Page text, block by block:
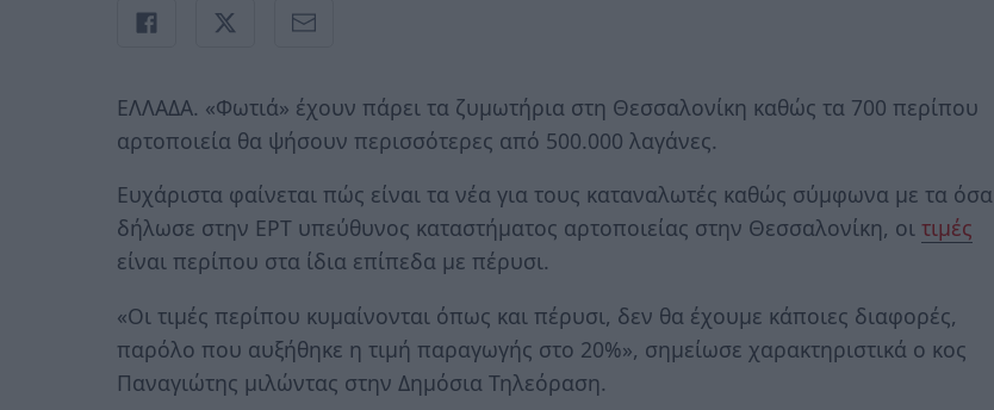
ΕΛΛΑΔΑ. «Φωτιά» έχουν πάρει τα ζυμωτήρια στη Θεσσαλονίκη καθώς τα 700 περίπου
αρτοποιεία θα ψήσουν περισσότερες από 500.000 λαγάνες.
Ευχάριστα φαίνεται πώς είναι τα νέα για τους καταναλωτές καθώς σύμφωνα με τα όσα
δήλωσε στην ΕΡΤ υπεύθυνος καταστήματος αρτοποιείας στην Θεσσαλονίκη, οι τιμές
είναι περίπου στα ίδια επίπεδα με πέρυσι.
«Οι τιμές περίπου κυμαίνονται όπως και πέρυσι, δεν θα έχουμε κάποιες διαφορές,
παρόλο που αυξήθηκε η τιμή παραγωγής στο 20%», σημείωσε χαρακτηριστικά ο κος
Παναγιώτης μιλώντας στην Δημόσια Τηλεόραση.